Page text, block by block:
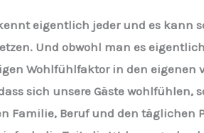
eigentlich jeder und es kann
Und obwohl man es
Wohlfühlfaktor in den eigenen
sich unsere Gäste wohlfühlen,
Familie, Beruf und den